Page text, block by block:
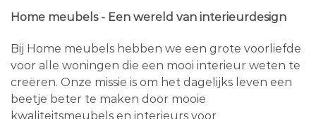
Home meubels - Een wereld van interieurdesign
Bij Home meubels hebben we een grote voorliefde
voor alle woningen die een mooi interieur weten te
creëren. Onze missie is om het dagelijks leven een
beetje beter te maken door mooie
kwaliteitsmeubels en interieurs voor